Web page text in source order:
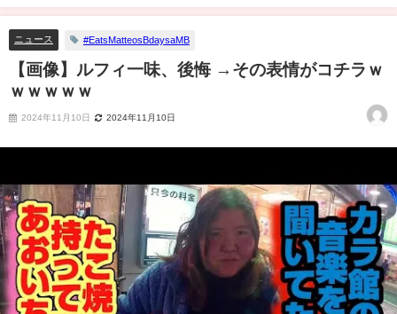
ｗ
ニュース #EatsMatteosBdaysaMB
【画像】ルフィ一味、後悔 →その表情がコチラｗ
ｗｗｗｗｗ
2024年11月10日 2024年11月10日